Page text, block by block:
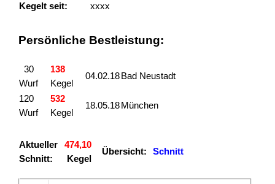
Kegelt seit:
xxxx
Persönliche Bestleistung:
30
Wurf
138
Kegel
04.02.18Bad Neustadt
120
Wurf
532
Kegel
18.05.18München
Aktueller
Schnitt:
474,10
Kegel
Übersicht: Schnitt